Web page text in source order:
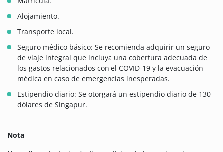
Alojamiento.
Transporte local.
Seguro médico básico: Se recomienda adquirir un seguro
de viaje integral que incluya una cobertura adecuada de
los gastos relacionados con el COVID-19 y la evacuación
médica en caso de emergencias inesperadas.
Estipendio diario: Se otorgará un estipendio diario de 130
dólares de Singapur.
Nota